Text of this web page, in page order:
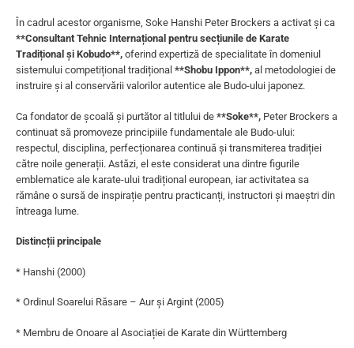
În cadrul acestor organisme, Soke Hanshi Peter Brockers a activat și ca
**Consultant Tehnic Internațional pentru secțiunile de Karate
Tradițional și Kobudo**, oferind expertiză de specialitate în domeniul
sistemului competițional tradițional **Shobu Ippon**, al metodologiei de
instruire și al conservării valorilor autentice ale Budo-ului japonez.
Ca fondator de școală și purtător al titlului de **Soke**, Peter Brockers a
continuat să promoveze principiile fundamentale ale Budo-ului:
respectul, disciplina, perfecționarea continuă și transmiterea tradiției
către noile generații. Astăzi, el este considerat una dintre figurile
emblematice ale karate-ului tradițional european, iar activitatea sa
rămâne o sursă de inspirație pentru practicanți, instructori și maeștri din
întreaga lume.
Distincții principale
* Hanshi (2000)
* Ordinul Soarelui Răsare – Aur și Argint (2005)
* Membru de Onoare al Asociației de Karate din Württemberg